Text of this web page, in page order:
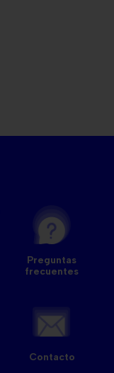
Preguntas
frecuentes
Contacto